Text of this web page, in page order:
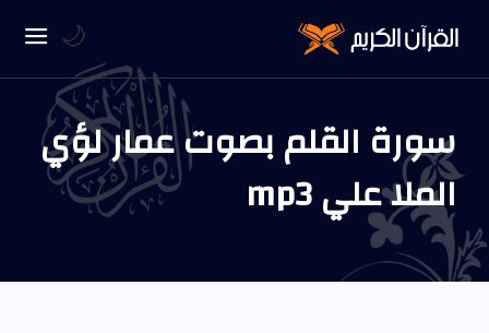
سورة القلم بصوت عمار لؤي
الملا علي mp3
🌙